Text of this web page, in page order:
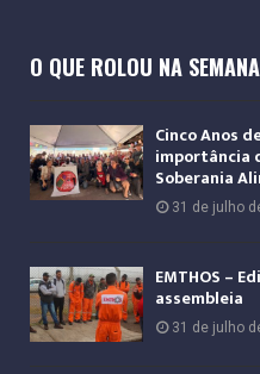
O QUE ROLOU NA SEMANA
Cinco Anos
importância
Soberania
31 de julho
EMTHOS –
assembleia
31 de julho